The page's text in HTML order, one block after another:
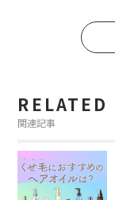
RELATED
関連記事